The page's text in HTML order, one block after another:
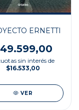
ERNETTI
sin interés de
$16.533,00
VER